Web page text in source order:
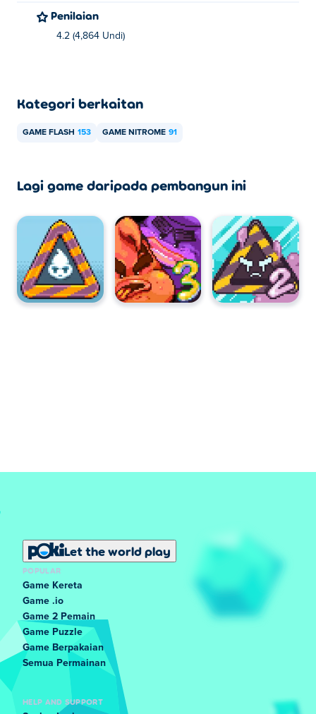
Penilaian
4.2 (4,864 Undi)
Kategori berkaitan
GAME FLASH 153 GAME NITROME 91
Lagi game daripada pembangun ini
Let the world play
POPULAR
Game Kereta
Game .io
Game 2 Pemain
Game Puzzle
Game Berpakaian
Semua Permainan
HELP AND SUPPORT